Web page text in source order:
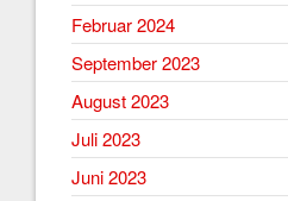
Februar 2024
September 2023
August 2023
Juli 2023
Juni 2023